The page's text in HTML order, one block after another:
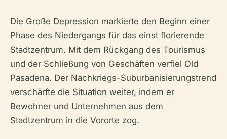
Die Große Depression markierte den Beginn einer
Phase des Niedergangs für das einst florierende
Stadtzentrum. Mit dem Rückgang des Tourismus
und der Schließung von Geschäften verfiel Old
Pasadena. Der Nachkriegs-Suburbanisierungstrend
verschärfte die Situation weiter, indem er
Bewohner und Unternehmen aus dem
Stadtzentrum in die Vororte zog.